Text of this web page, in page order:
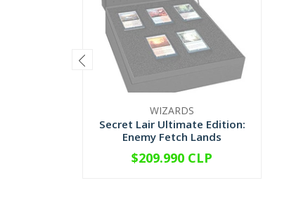
WIZARDS
Secret Lair Ultimate Edition:
Enemy Fetch Lands
NO DISPONIBLE
$209.990 CLP